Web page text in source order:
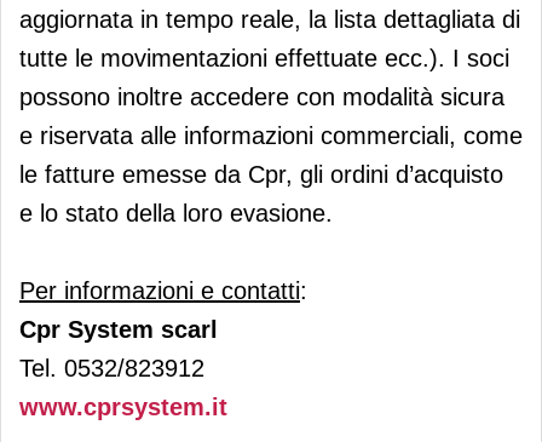
aggiornata in tempo reale, la lista dettagliata di
tutte le movimentazioni effettuate ecc.). I soci
possono inoltre accedere con modalità sicura
e riservata alle informazioni commerciali, come
le fatture emesse da Cpr, gli ordini d’acquisto
e lo stato della loro evasione.
Per informazioni e contatti:
Cpr System scarl
Tel. 0532/823912
www.cprsystem.it